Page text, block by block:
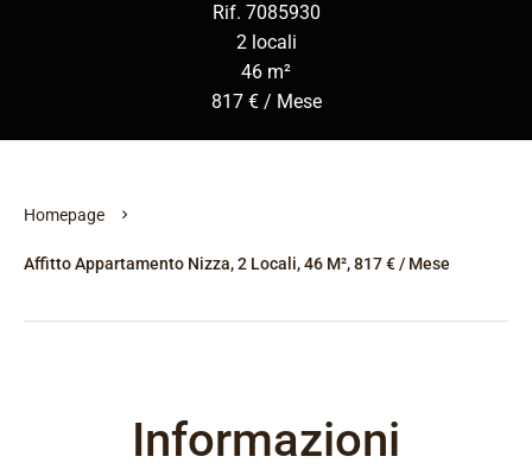
Rif. 7085930
2 locali
46 m²
817 € / Mese
Homepage
Affitto Appartamento Nizza, 2 Locali, 46 M², 817 € / Mese
Informazioni